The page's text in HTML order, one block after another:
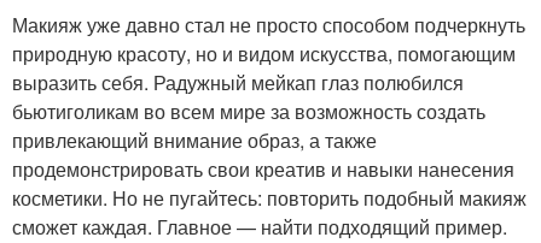
Макияж уже давно стал не просто способом подчеркнуть
природную красоту, но и видом искусства, помогающим
выразить себя. Радужный мейкап глаз полюбился
бьютиголикам во всем мире за возможность создать
привлекающий внимание образ, а также
продемонстрировать свои креатив и навыки нанесения
косметики. Но не пугайтесь: повторить подобный макияж
сможет каждая. Главное — найти подходящий пример.